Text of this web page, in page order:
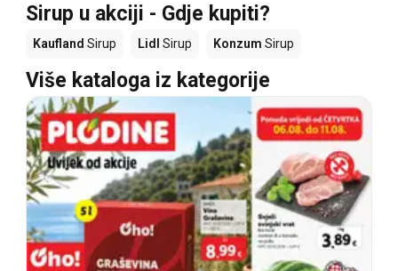
Sirup u akciji - Gdje kupiti?
Kaufland Sirup Lidl Sirup Konzum Sirup
Više kataloga iz kategorije